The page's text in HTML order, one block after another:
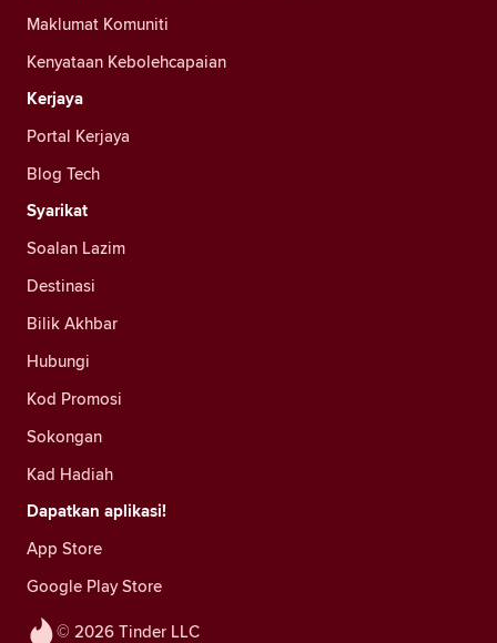
© 2026 Tinder LLC
Maklumat Komuniti
Kenyataan Kebolehcapaian
Kerjaya
Portal Kerjaya
Blog Tech
Syarikat
Soalan Lazim
Destinasi
Bilik Akhbar
Hubungi
Kod Promosi
Sokongan
Kad Hadiah
Dapatkan aplikasi!
App Store
Google Play Store